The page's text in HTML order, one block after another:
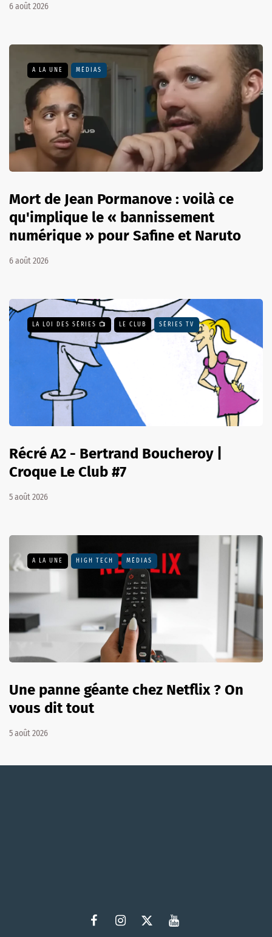
6 août 2026
A LA UNE MÉDIAS
Mort de Jean Pormanove : voilà ce
qu'implique le « bannissement
numérique » pour Safine et Naruto
6 août 2026
LA LOI DES SÉRIES 📺 LE CLUB SÉRIES TV
Récré A2 - Bertrand Boucheroy |
Croque Le Club #7
5 août 2026
A LA UNE HIGH TECH MÉDIAS
Une panne géante chez Netflix ? On
vous dit tout
5 août 2026